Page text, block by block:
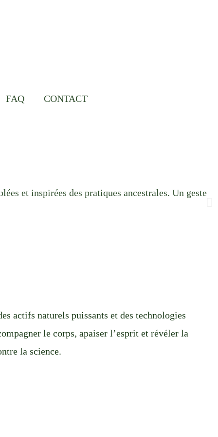
FAQ CONTACT
et inspirées des pratiques ancestrales. Un geste
actifs naturels puissants et des technologies
le corps, apaiser l’esprit et révéler la
la science.